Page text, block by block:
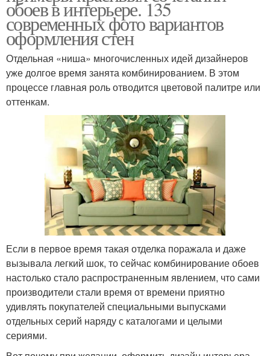
обоев в интерьере. 135
современных фото вариантов
оформления стен
Отдельная «ниша» многочисленных идей дизайнеров
уже долгое время занята комбинированием. В этом
процессе главная роль отводится цветовой палитре или
оттенкам.
Если в первое время такая отделка поражала и даже
вызывала легкий шок, то сейчас комбинирование обоев
настолько стало распространенным явлением, что сами
производители стали время от времени приятно
удивлять покупателей специальными выпусками
отдельных серий наряду с каталогами и целыми
сериями.